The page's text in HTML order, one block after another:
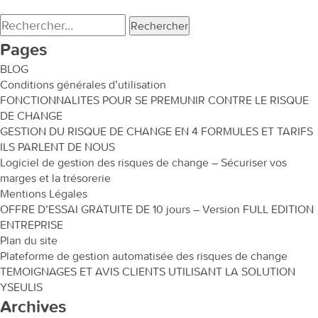
Rechercher :
Pages
BLOG
Conditions générales d’utilisation
FONCTIONNALITES POUR SE PREMUNIR CONTRE LE RISQUE
DE CHANGE
GESTION DU RISQUE DE CHANGE EN 4 FORMULES ET TARIFS
ILS PARLENT DE NOUS
Logiciel de gestion des risques de change – Sécuriser vos
marges et la trésorerie
Mentions Légales
OFFRE D’ESSAI GRATUITE DE 10 jours – Version FULL EDITION
ENTREPRISE
Plan du site
Plateforme de gestion automatisée des risques de change
TEMOIGNAGES ET AVIS CLIENTS UTILISANT LA SOLUTION
YSEULIS
Archives